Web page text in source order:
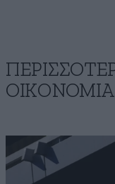
ΟΙΚΟΝΟΜΙΑ